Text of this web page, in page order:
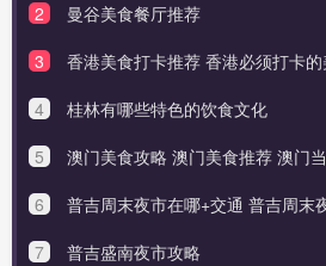
2
曼谷美食餐厅推荐
3
香港美食打卡推荐 香港必须打卡
4
桂林有哪些特色的饮食文化
5
澳门美食攻略 澳门美食推荐 澳门
6
普吉周末夜市在哪+交通 普吉周末
7
普吉盛南夜市攻略